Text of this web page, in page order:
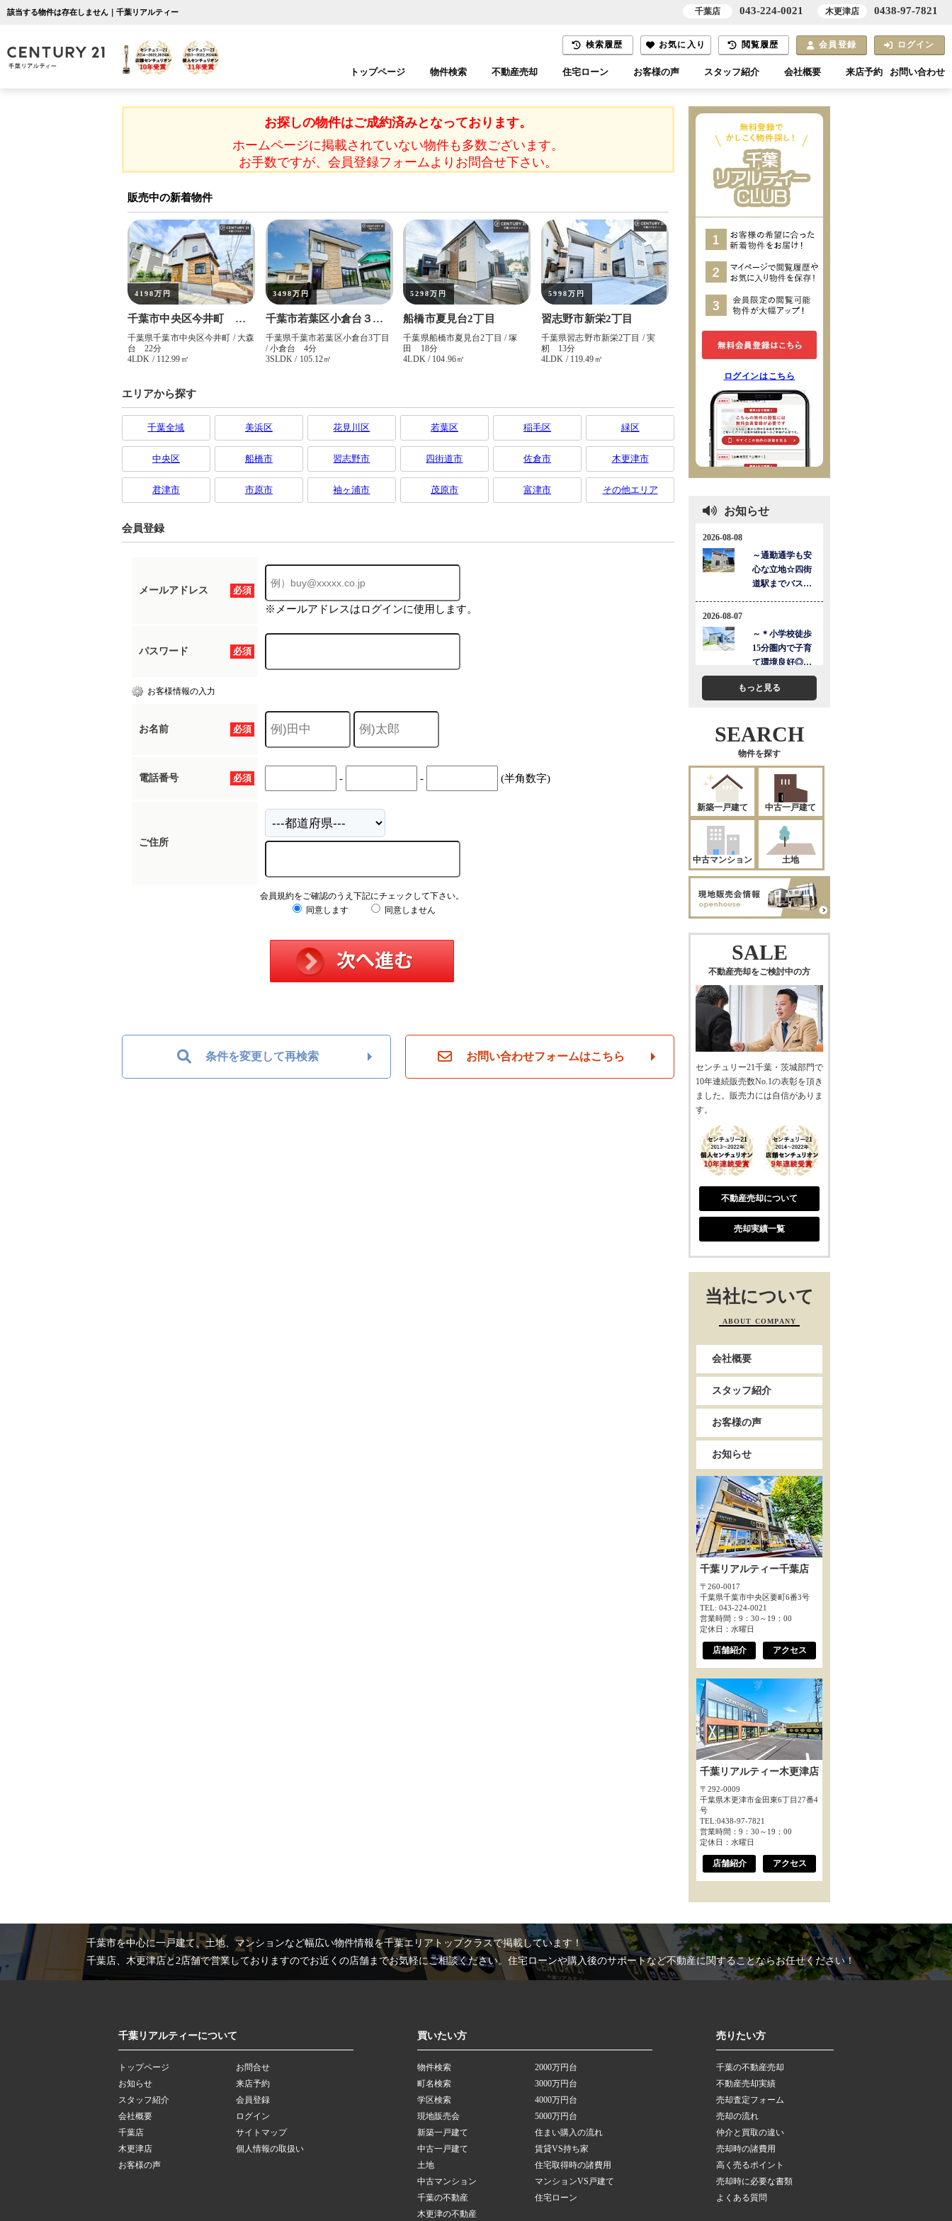
該当する物件は存在しません｜千葉リアルティー
検索履歴 お気に入り 閲覧履歴 会員登録 ログイン
トップページ 物件検索
千葉エリア 木更津エリア
不動産売却 住宅ローン お客様の声 スタッフ紹介 会社概要 来店予約 お問い合わせ
お探しの物件はご成約済みとなっております。
ホームページに掲載されていない物件も多数ございます。
お手数ですが、会員登録フォームよりお問合せ下さい。
エリアから探す
千葉全域 美浜区 花見川区 若葉区 稲毛区 緑区
中央区 船橋市 習志野市 四街道市 佐倉市 木更津市
君津市 市原市 袖ヶ浦市 茂原市 富津市 その他エリア
会員登録
必須
メールアドレス
※メールアドレスはログインに使用します。
必須
パスワード
お客様情報の入力
必須
お名前
必須
電話番号 - - (半角数字)
ご住所
会員規約をご確認のうえ下記にチェックして下さい。
同意します
同意しません
条件を変更して再検索 お問い合わせフォームはこちら
ログインはこちら
お知らせ
もっと見る
SEARCH
物件を探す
新築一戸建て 中古一戸建て
中古マンション 土地
SALE
不動産売却をご検討中の方
センチュリー21千葉・茨城部門で
10年連続販売数No.1の表彰を頂き
ました。販売力には自信がありま
す。
不動産売却について
売却実績一覧
当社について
ABOUT COMPANY
会社概要
スタッフ紹介
お客様の声
お知らせ
千葉リアルティー千葉店
〒260-0017
千葉県千葉市中央区要町6番3号
TEL: 043-224-0021
営業時間：9：30～19：00
定休日：水曜日
店舗紹介 アクセス
千葉リアルティー木更津店
〒292-0009
千葉県木更津市金田東6丁目27番4
号
TEL:0438-97-7821
営業時間：9：30～19：00
定休日：水曜日
店舗紹介 アクセス
千葉市を中心に一戸建て、土地、マンションなど幅広い物件情報を千葉エリアトップクラスで掲載しています！
千葉店、木更津店と2店舗で営業しておりますのでお近くの店舗までお気軽にご相談ください。住宅ローンや購入後のサポートなど不動産に関することならお任せください！
千葉リアルティーについて
トップページ
お知らせ
スタッフ紹介
会社概要
千葉店
木更津店
お客様の声
お問合せ
来店予約
会員登録
ログイン
サイトマップ
個人情報の取扱い
買いたい方
物件検索
町名検索
学区検索
現地販売会
新築一戸建て
中古一戸建て
土地
中古マンション
千葉の不動産
木更津の不動産
2000万円台
3000万円台
4000万円台
5000万円台
住まい購入の流れ
賃貸VS持ち家
住宅取得時の諸費用
マンションVS戸建て
住宅ローン
売りたい方
千葉の不動産売却
不動産売却実績
売却査定フォーム
売却の流れ
仲介と買取の違い
売却時の諸費用
高く売るポイント
売却時に必要な書類
よくある質問
千葉店 043-224-0021 木更津店 0438-97-7821